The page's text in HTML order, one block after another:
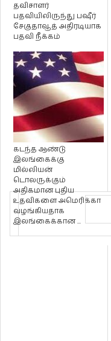
தவிசாளர்
பதவியிலிருந்து பஷீர்
சேகுதாவூத் அதிரடியாக
பதவி நீக்கம்
கடந்த ஆண்டு
இலங்கைக்கு
மில்லியன்
டொலருக்கும்
அதிகமான புதிய
உதவிகளை அமெரிக்கா
வழங்கியதாக
இலங்கைக்கான ...